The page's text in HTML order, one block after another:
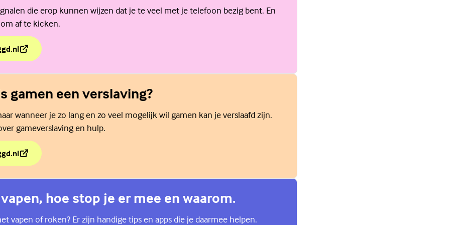
die erop kunnen wijzen dat je te veel met je telefoon bezig bent. En
af te kicken.
je telefoon?
gamen een verslaving?
wanneer je zo lang en zo veel mogelijk wil gamen kan je verslaafd zijn.
gameverslaving en hulp.
gamen een verslaving?
hoe stop je er mee en waarom.
vapen of roken? Er zijn handige tips en apps die je daarmee helpen.